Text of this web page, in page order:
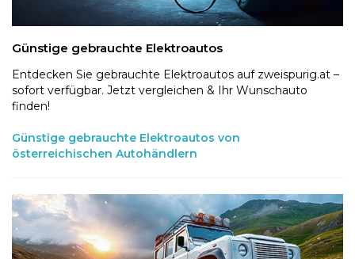
Günstige gebrauchte Elektroautos
Entdecken Sie gebrauchte Elektroautos auf zweispurig.at –
sofort verfügbar. Jetzt vergleichen & Ihr Wunschauto
finden!
Günstige gebrauchte Elektroautos von
österreichischen Autohändlern